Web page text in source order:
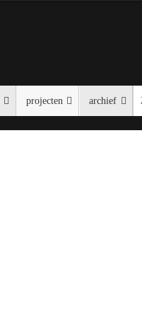
projecten archief